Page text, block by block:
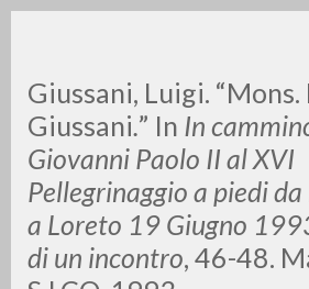
Giussani, Luigi. “Mons.
Giussani.” In In
Giovanni Paolo II al XVI
Pellegrinaggio a piedi
a Loreto 19 Giugno
di un incontro, 46-48.